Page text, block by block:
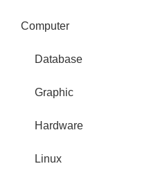
Computer
Database
Graphic
Hardware
Linux